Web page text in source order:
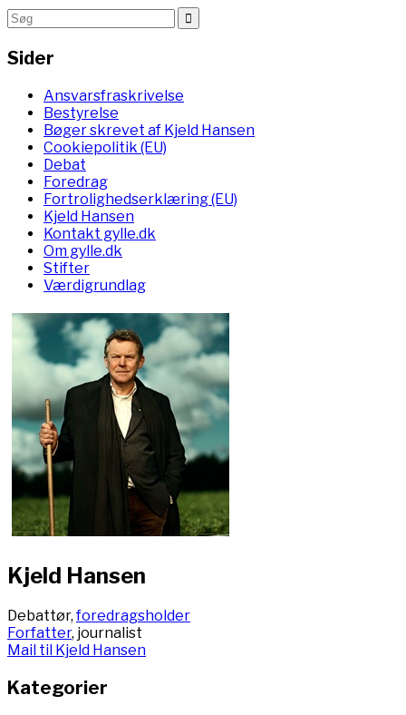
Sider
Ansvarsfraskrivelse
Bestyrelse
Bøger skrevet af Kjeld Hansen
Cookiepolitik (EU)
Debat
Foredrag
Fortrolighedserklæring (EU)
Kjeld Hansen
Kontakt gylle.dk
Om gylle.dk
Stifter
Værdigrundlag
Kjeld Hansen
Debattør,foredragsholder
Forfatter, journalist
Mail til Kjeld Hansen
Kategorier